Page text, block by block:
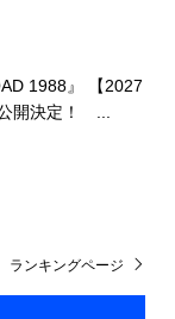
1988』 【2027
開決定！ ...
ランキングページ